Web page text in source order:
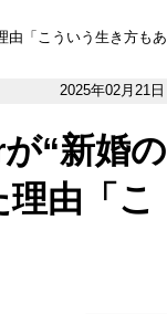
由「こういう生き方もあ
2025年02月21日
“新婚の
由「こ